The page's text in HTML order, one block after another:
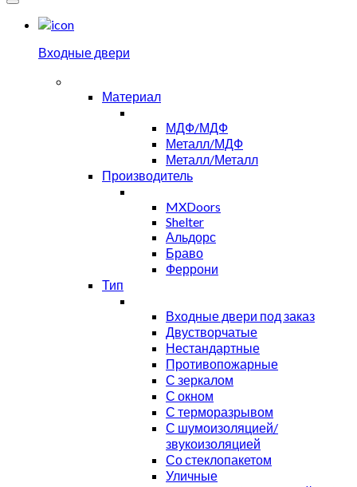
Входные двери
Материал
МДФ/МДФ
Металл/МДФ
Металл/Металл
Производитель
MXDoors
Shelter
Альдорс
Браво
Феррони
Тип
Входные двери под заказ
Двустворчатые
Нестандартные
Противопожарные
С зеркалом
С окном
С терморазрывом
С шумоизоляцией/
звукоизоляцией
Со стеклопакетом
Уличные